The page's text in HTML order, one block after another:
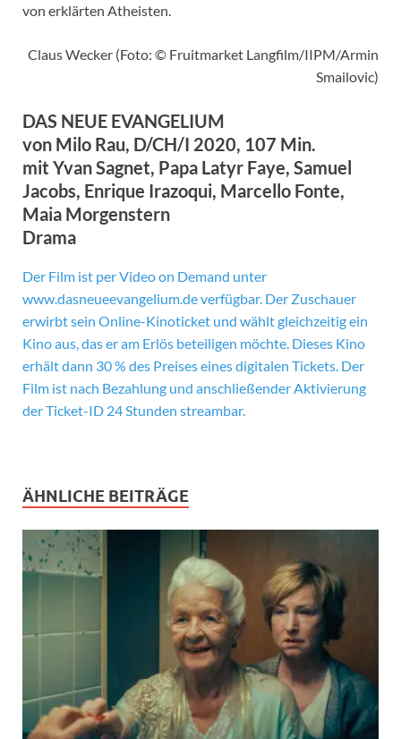
von erklärten Atheisten.
Claus Wecker (Foto: © Fruitmarket Langfilm/IIPM/Armin
Smailovic)
DAS NEUE EVANGELIUM
von Milo Rau, D/CH/I 2020, 107 Min.
mit Yvan Sagnet, Papa Latyr Faye, Samuel
Jacobs, Enrique Irazoqui, Marcello Fonte,
Maia Morgenstern
Drama
Der Film ist per Video on Demand unter
www.dasneueevangelium.de verfügbar. Der Zuschauer
erwirbt sein Online-Kinoticket und wählt gleichzeitig ein
Kino aus, das er am Erlös beteiligen möchte. Dieses Kino
erhält dann 30 % des Preises eines digitalen Tickets. Der
Film ist nach Bezahlung und anschließender Aktivierung
der Ticket-ID 24 Stunden streambar.
ÄHNLICHE BEITRÄGE